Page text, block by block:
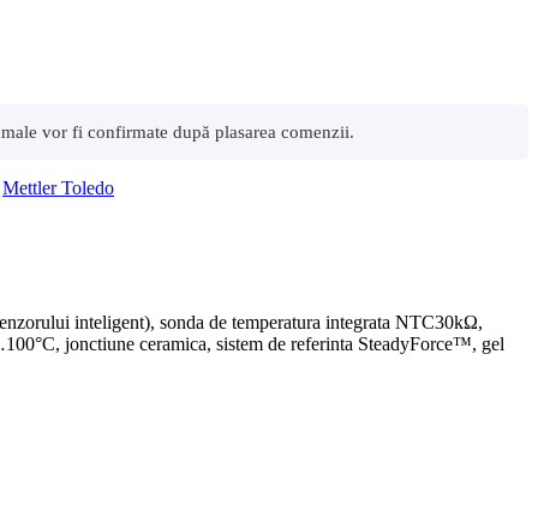
vor fi confirmate după plasarea comenzii.
Mettler Toledo
inteligent), sonda de temperatura integrata NTC30kΩ,
jonctiune ceramica, sistem de referinta SteadyForce™, gel